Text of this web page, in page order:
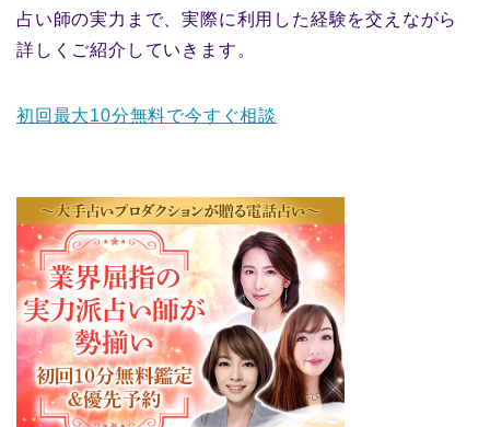
占い師の実力まで、実際に利用した経験を交えながら
詳しくご紹介していきます。
初回最大10分無料で今すぐ相談